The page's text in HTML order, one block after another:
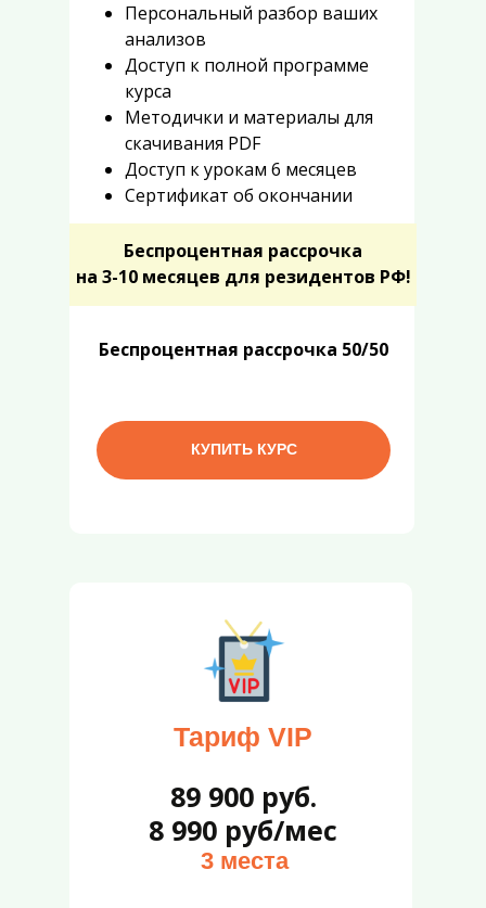
КУПИТЬ КУРС
Беспроцентная рассрочка
на 3-10 месяцев для резидентов РФ!
Персональный разбор ваших
анализов
Доступ к полной программе
курса
Методички и материалы для
скачивания PDF
Доступ к урокам 6 месяцев
Сертификат об окончании
Беспроцентная рассрочка 50/50
Тариф VIP
89 900 руб.
3 места
8 990 руб/мес